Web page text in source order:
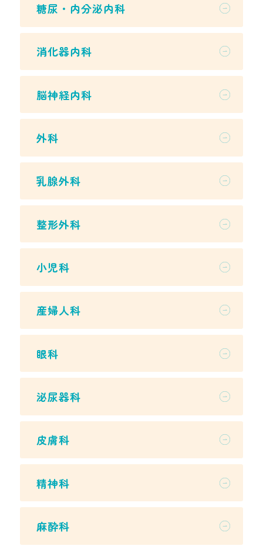
糖尿・内分泌内科
消化器内科
脳神経内科
外科
乳腺外科
整形外科
小児科
産婦人科
眼科
泌尿器科
皮膚科
精神科
麻酔科